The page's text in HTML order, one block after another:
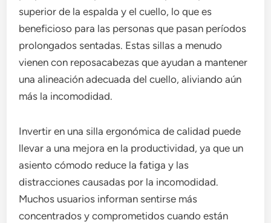
superior de la espalda y el cuello, lo que es
beneficioso para las personas que pasan períodos
prolongados sentadas. Estas sillas a menudo
vienen con reposacabezas que ayudan a mantener
una alineación adecuada del cuello, aliviando aún
más la incomodidad.
Invertir en una silla ergonómica de calidad puede
llevar a una mejora en la productividad, ya que un
asiento cómodo reduce la fatiga y las
distracciones causadas por la incomodidad.
Muchos usuarios informan sentirse más
concentrados y comprometidos cuando están